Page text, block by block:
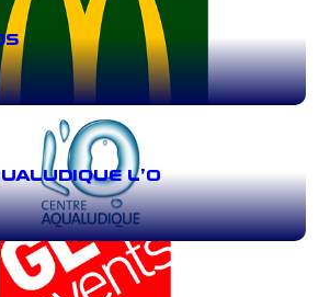
L’O